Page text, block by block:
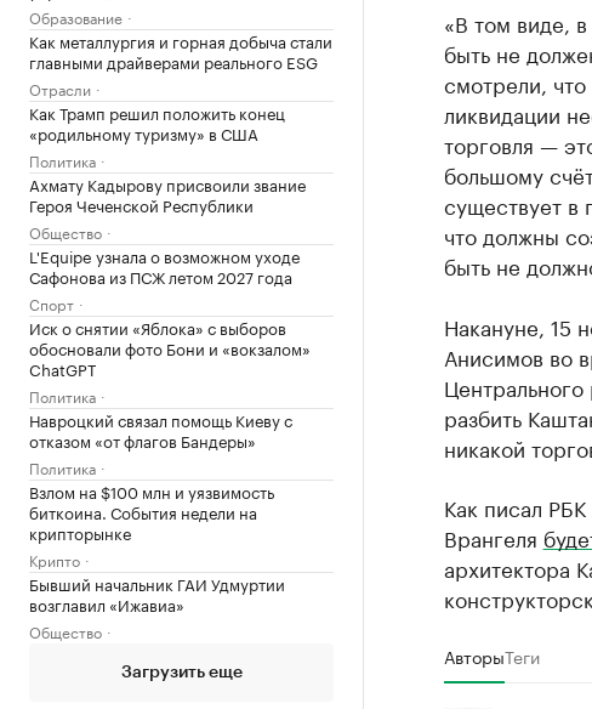
Образование
Как металлургия и горная добыча стали
главными драйверами реального ESG
Отрасли
Как Трамп решил положить конец
«родильному туризму» в США
Политика
Ахмату Кадырову присвоили звание
Героя Чеченской Республики
Общество
L'Equipe узнала о возможном уходе
Сафонова из ПСЖ летом 2027 года
Спорт
Иск о снятии «Яблока» с выборов
обосновали фото Бони и «вокзалом»
ChatGPT
Политика
Навроцкий связал помощь Киеву с
отказом «от флагов Бандеры»
Политика
Взлом на $100 млн и уязвимость
биткоина. События недели на
крипторынке
Крипто
Бывший начальник ГАИ Удмуртии
возглавил «Ижавиа»
Общество
Загрузить еще
«В том виде,
быть не
смотрели,
ликвидации
торговля —
большому
существует в
что должны
быть не
Накануне, 15
Анисимов во
разбить
никакой
Как писал
Врангеля
архитектора
АвторыТеги